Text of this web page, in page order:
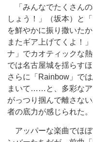
「みんなでたくさんの
しょう！」（坂本）と
を鮮やかに振り撒いた
またギア上げてくよ！
ナ」でカオティックな
では名古屋城を揺らす
さらに「Rainbow」で
まいて……と、多彩なア
がっつり掴んで離さな
者の底力が感じられた。
アッパーな楽曲でほぼ